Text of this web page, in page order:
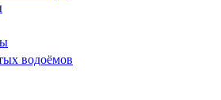
водоёмов